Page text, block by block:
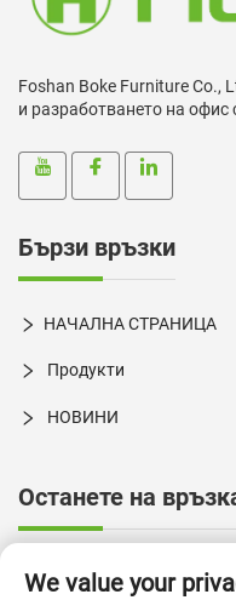
Foshan Boke Furniture Co.,
и разработването на офис
Бързи връзки
НАЧАЛНА СТРАНИЦА
Продукти
НОВИНИ
Останете на
Ул. Хингйе №1,
Нанхай, Фошан,
We value your